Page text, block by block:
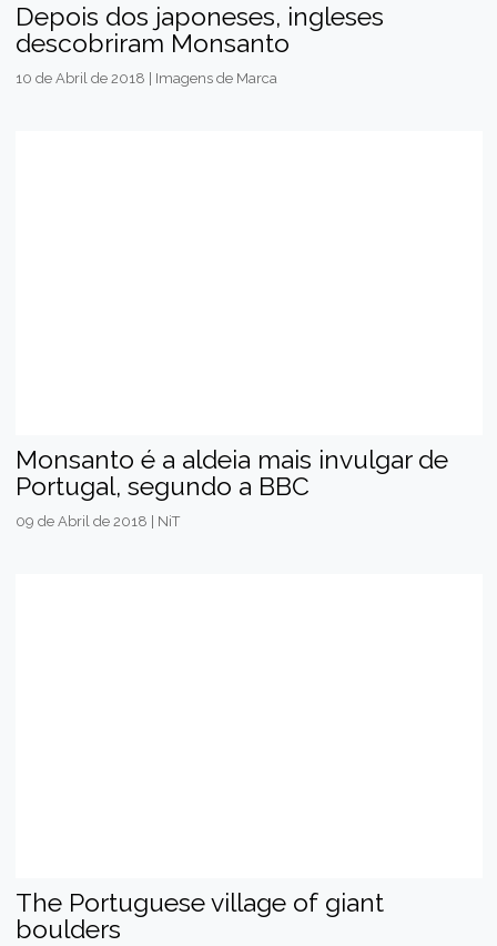
Depois dos japoneses, ingleses
descobriram Monsanto
10 de Abril de 2018 | Imagens de Marca
Monsanto é a aldeia mais invulgar de
Portugal, segundo a BBC
09 de Abril de 2018 | NiT
The Portuguese village of giant
boulders